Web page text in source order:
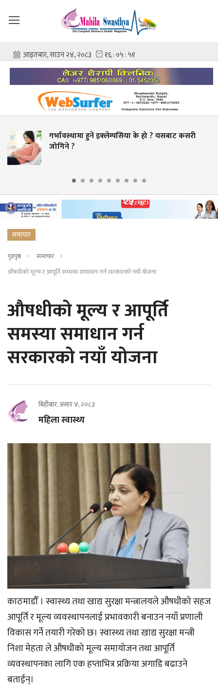
हुने इक्लेम्पसिया के हो ? यसबाट कसरी
समाचार
गृहपृष्ठ
समाचार
औषधीको मूल्य र आपूर्ति समस्या समाधान गर्न सरकारको नयाँ योजना
औषधीको मूल्य र आपूर्ति
समस्या समाधान गर्न
सरकारको नयाँ योजना
बिहीबार, असार ४, २०८३
महिला स्वास्थ्य
काठमाडौँ । स्वास्थ्य तथा खाद्य सुरक्षा मन्त्रालयले औषधीको सहज
आपूर्ति र मूल्य व्यवस्थापनलाई प्रभावकारी बनाउन नयाँ प्रणाली
विकास गर्ने तयारी गरेको छ। स्वास्थ्य तथा खाद्य सुरक्षा मन्त्री
निशा मेहता ले औषधीको मूल्य समायोजन तथा आपूर्ति
व्यवस्थापनका लागि एक हप्ताभित्र प्रक्रिया अगाडि बढाउने
बताईन्।